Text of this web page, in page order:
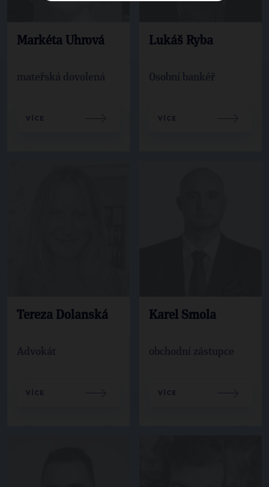
Markéta Uhrová
mateřská dovolená
VÍCE
Lukáš Ryba
Osobní bankéř
VÍCE
Tereza Dolanská
Advokát
VÍCE
Karel Smola
obchodní zástupce
VÍCE